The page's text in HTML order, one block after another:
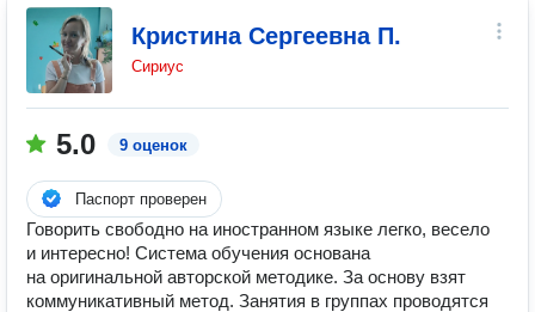
Кристина Сергеевна П.
Сириус
5.0 9 оценок
Паспорт проверен
Говорить свободно на иностранном языке легко, весело
и интересно! Система обучения основана
на оригинальной авторской методике. За основу взят
коммуникативный метод. Занятия в группах проводятся